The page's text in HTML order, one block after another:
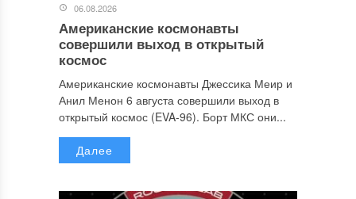
06.08.2026
Американские космонавты
совершили выход в открытый
космос
Американские космонавты Джессика Меир и
Анил Менон 6 августа совершили выход в
открытый космос (EVA-96). Борт МКС они...
Далее